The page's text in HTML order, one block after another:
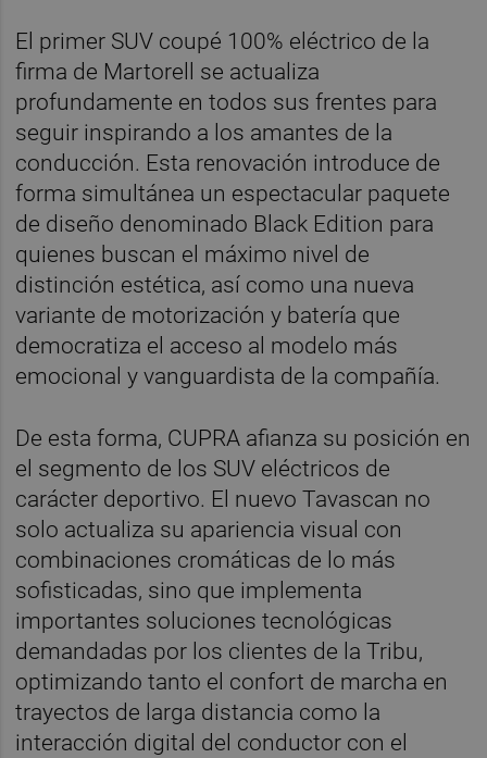
El primer SUV coupé 100% eléctrico de la
firma de Martorell se actualiza
profundamente en todos sus frentes para
seguir inspirando a los amantes de la
conducción. Esta renovación introduce de
forma simultánea un espectacular paquete
de diseño denominado Black Edition para
quienes buscan el máximo nivel de
distinción estética, así como una nueva
variante de motorización y batería que
democratiza el acceso al modelo más
emocional y vanguardista de la compañía.
De esta forma, CUPRA afianza su posición en
el segmento de los SUV eléctricos de
carácter deportivo. El nuevo Tavascan no
solo actualiza su apariencia visual con
combinaciones cromáticas de lo más
sofisticadas, sino que implementa
importantes soluciones tecnológicas
demandadas por los clientes de la Tribu,
optimizando tanto el confort de marcha en
trayectos de larga distancia como la
interacción digital del conductor con el